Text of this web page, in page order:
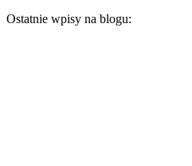
Ostatnie wpisy na blogu: